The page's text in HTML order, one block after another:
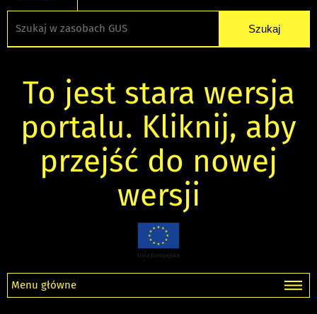
To jest stara wersja
portalu. Kliknij, aby
przejść do nowej
wersji
Menu główne